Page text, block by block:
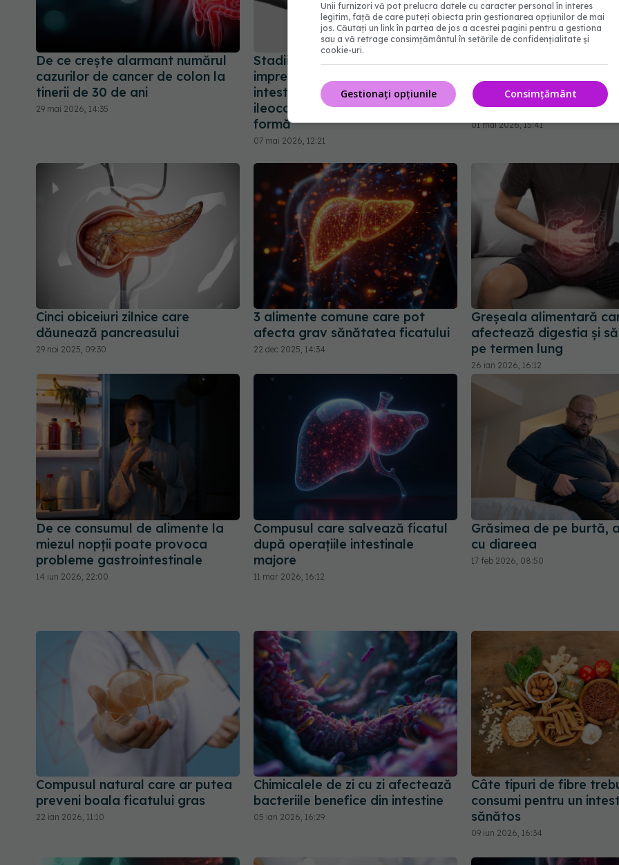
De ce crește alarmant numărul
cazurilor de cancer de colon la
tinerii de 30 de ani
29 mai 2026, 14:35
Stadiile bolii Crohn și evoluția
imprevizibilă a inflamației
intestinale: unde apare
ileocolita, cea mai frecventă
formă
07 mai 2026, 12:21
Drojdia care vindecă
Saccharomyces
trebuie evitată
01 mai 2026, 15:41
Cinci obiceiuri zilnice care
dăunează pancreasului
29 noi 2025, 09:30
3 alimente comune care pot
afecta grav sănătatea ficatului
22 dec 2025, 14:34
Greșeala alimentară
afectează digestia și
pe termen lung
26 ian 2026, 16:12
De ce consumul de alimente la
miezul nopții poate provoca
probleme gastrointestinale
14 iun 2026, 22:00
Compusul care salvează ficatul
după operațiile intestinale
majore
11 mar 2026, 16:12
Grăsimea de pe burtă,
cu diareea
17 feb 2026, 08:50
Compusul natural care ar putea
preveni boala ficatului gras
22 ian 2026, 11:10
Chimicalele de zi cu zi afectează
bacteriile benefice din intestine
05 ian 2026, 16:29
Câte tipuri de fibre
consumi pentru un
sănătos
09 iun 2026, 16:34
Unii furnizori vă pot prelucra datele cu caracter personal în interes
legitim, față de care puteți obiecta prin gestionarea opțiunilor de mai
jos. Căutați un link în partea de jos a acestei pagini pentru a gestiona
sau a vă retrage consimțământul în setările de confidențialitate și
cookie-uri.
Consimțământ
Gestionați opțiunile